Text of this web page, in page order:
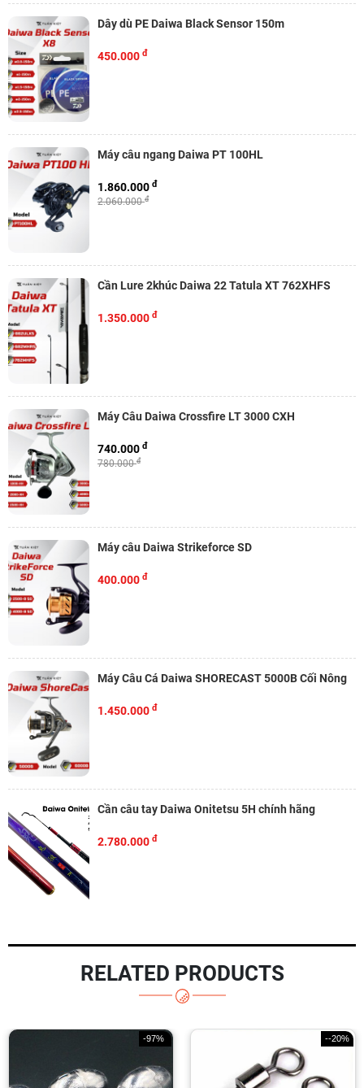
Dây dù PE Daiwa Black Sensor 150m
450.000 đ
Máy câu ngang Daiwa PT 100HL
2.060.000đ
1.860.000 đ
Cần Lure 2khúc Daiwa 22 Tatula XT 762XHFS
1.350.000 đ
Máy Câu Daiwa Crossfire LT 3000 CXH
780.000đ
740.000 đ
Máy câu Daiwa Strikeforce SD
400.000 đ
Máy Câu Cá Daiwa SHORECAST 5000B Cối Nông
1.450.000 đ
Cần câu tay Daiwa Onitetsu 5H chính hãng
2.780.000 đ
RELATED PRODUCTS
-97%